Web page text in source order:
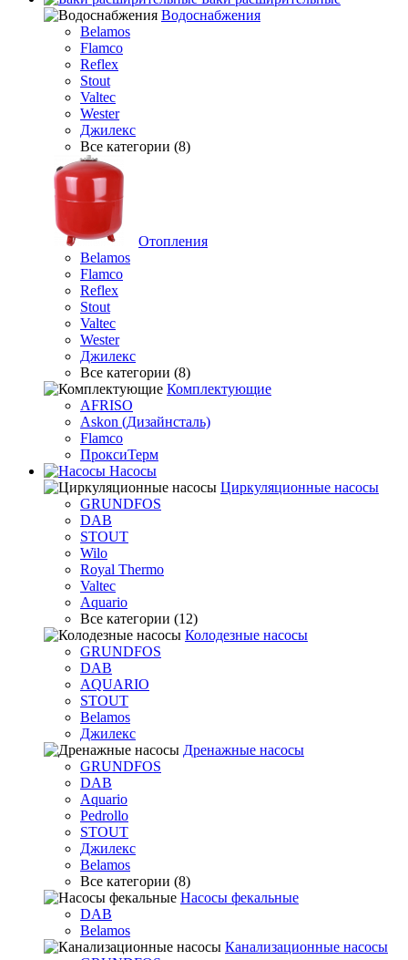
Водоснабжения
Belamos
Flamco
Reflex
Stout
Valtec
Wester
Джилекс
Все категории (8)
Отопления
Belamos
Flamco
Reflex
Stout
Valtec
Wester
Джилекс
Все категории (8)
Комплектующие
AFRISO
Askon (Дизайнсталь)
Flamco
ПроксиТерм
Насосы
Циркуляционные насосы
GRUNDFOS
DAB
STOUT
Wilo
Royal Thermo
Valtec
Aquario
Все категории (12)
Колодезные насосы
GRUNDFOS
DAB
AQUARIO
STOUT
Belamos
Джилекс
Дренажные насосы
GRUNDFOS
DAB
Aquario
Pedrollo
STOUT
Джилекс
Belamos
Все категории (8)
Насосы фекальные
DAB
Belamos
Канализационные насосы